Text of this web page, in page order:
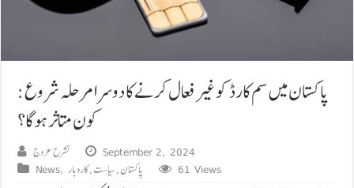
پاکستان میں سم کارڈ کو غیر فعال کرنے کا دوسرا مرحلہ شروع:
کون متاثر ہوگا؟
نشرح عروج
September 2, 2024
News, پاکستان,سیاست,کاروبار 61 Views